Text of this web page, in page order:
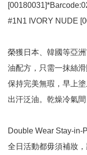
#1N1 IVORY NUDE
榮獲日本、韓國等亞
油配方，只需一抹絲
保持完美無瑕，早上
出汗泛油。乾燥冷氣
Double Wear Stay-in-
全日活動都毋須補妝